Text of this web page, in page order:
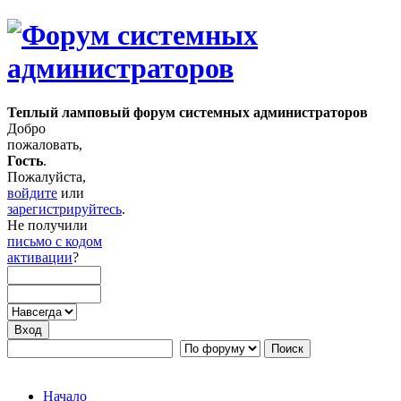
Теплый ламповый форум системных администраторов
Добро
пожаловать,
Гость.
Пожалуйста,
войдите или
зарегистрируйтесь.
Не получили
письмо с кодом
активации?
Начало